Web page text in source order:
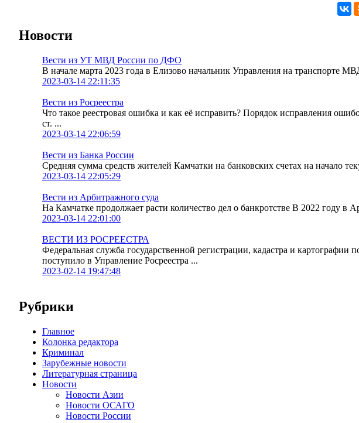
Новости
Вести из УТ МВД России по ДФО
В начале марта 2023 года в Елизово начальник Управления на
2023-03-14 22:11:35
Вести из Росреестра
Что такое реестровая ошибка и как её исправить? Порядок исправления
ст. ...
2023-03-14 22:06:59
Вести из Банка России
Средняя сумма средств жителей Камчатки на банковских счетах на начало
2023-03-14 22:05:29
Вести из Арбитражного суда
На Камчатке продолжает расти количество дел о банкротстве В 2022 году
2023-03-14 22:01:00
ВЕСТИ ИЗ РОСРЕЕСТРА
Федеральная служба государственной регистрации, кадастра и
поступило в Управление Росреестра ...
2023-02-14 19:47:48
Рубрики
Главное
Колонка редактора
Криминал
Зарубежные новости
Литературная страница
Новости
Новости Азии
Новости ОСАГО
Новости России